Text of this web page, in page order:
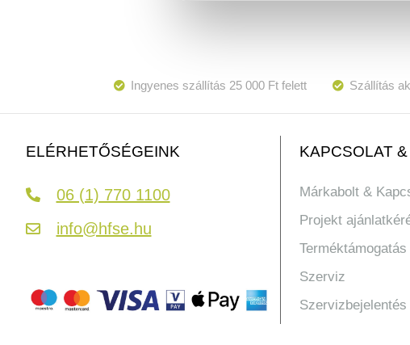
Ingyenes szállítás 25 000 Ft felett Szállítás
ELÉRHETŐSÉGEINK
06 (1) 770 1100
info@hfse.hu
KAPCSOLAT
Márkabolt &
Projekt
Terméktámogatás
Szerviz
Szervizbejelentés